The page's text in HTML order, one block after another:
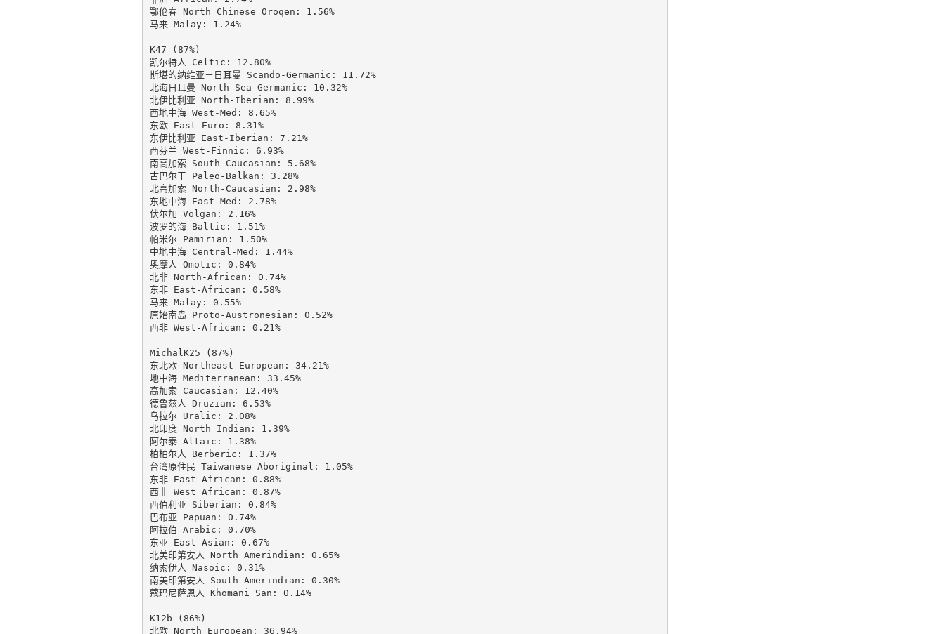
鄂伦春 North Chinese Oroqen: 1.56%
马来 Malay: 1.24%
K47 (87%)
凯尔特人 Celtic: 12.80%
斯堪的纳维亚－日耳曼 Scando-Germanic: 11.72%
北海日耳曼 North-Sea-Germanic: 10.32%
北伊比利亚 North-Iberian: 8.99%
西地中海 West-Med: 8.65%
东欧 East-Euro: 8.31%
东伊比利亚 East-Iberian: 7.21%
西芬兰 West-Finnic: 6.93%
南高加索 South-Caucasian: 5.68%
古巴尔干 Paleo-Balkan: 3.28%
北高加索 North-Caucasian: 2.98%
东地中海 East-Med: 2.78%
伏尔加 Volgan: 2.16%
波罗的海 Baltic: 1.51%
帕米尔 Pamirian: 1.50%
中地中海 Central-Med: 1.44%
奥摩人 Omotic: 0.84%
北非 North-African: 0.74%
东非 East-African: 0.58%
马来 Malay: 0.55%
原始南岛 Proto-Austronesian: 0.52%
西非 West-African: 0.21%
MichalK25 (87%)
东北欧 Northeast European: 34.21%
地中海 Mediterranean: 33.45%
高加索 Caucasian: 12.40%
德鲁兹人 Druzian: 6.53%
乌拉尔 Uralic: 2.08%
北印度 North Indian: 1.39%
阿尔泰 Altaic: 1.38%
柏柏尔人 Berberic: 1.37%
台湾原住民 Taiwanese Aboriginal: 1.05%
东非 East African: 0.88%
西非 West African: 0.87%
西伯利亚 Siberian: 0.84%
巴布亚 Papuan: 0.74%
阿拉伯 Arabic: 0.70%
东亚 East Asian: 0.67%
北美印第安人 North Amerindian: 0.65%
纳索伊人 Nasoic: 0.31%
南美印第安人 South Amerindian: 0.30%
蔻玛尼萨恩人 Khomani San: 0.14%
K12b (86%)
北欧 North European: 36.94%